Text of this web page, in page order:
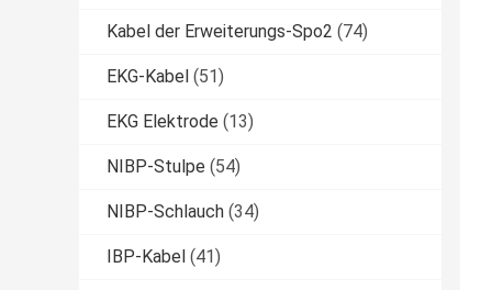
Kabel der Erweiterungs-Spo2 (74)
EKG-Kabel (51)
EKG Elektrode (13)
NIBP-Stulpe (54)
NIBP-Schlauch (34)
IBP-Kabel (41)